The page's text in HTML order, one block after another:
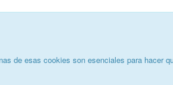
de esas cookies son esenciales para hacer